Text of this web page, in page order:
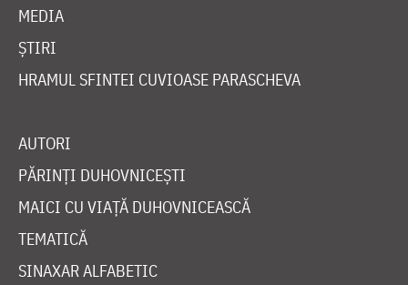
MEDIA
ȘTIRI
HRAMUL SFINTEI CUVIOASE PARASCHEVA
AUTORI
PĂRINȚI DUHOVNICEȘTI
MAICI CU VIAȚĂ DUHOVNICEASCĂ
TEMATICĂ
SINAXAR ALFABETIC